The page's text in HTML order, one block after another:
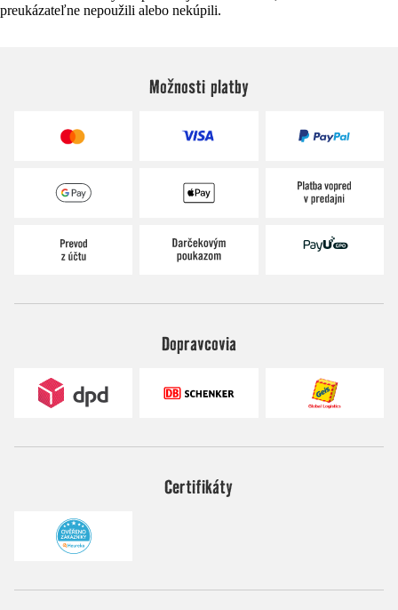
preukázateľne nepoužili alebo nekúpili.
Možnosti platby
Dopravcovia
Certifikáty